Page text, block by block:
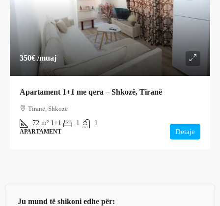
350€ /muaj
Apartament 1+1 me qera – Shkozë, Tiranë
Tiranë, Shkozë
72 m² 1+1 1 1
APARTAMENT Detaje
Ju mund të shikoni edhe për: